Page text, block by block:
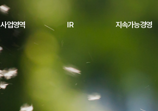
사업영역 IR 지속가능경영